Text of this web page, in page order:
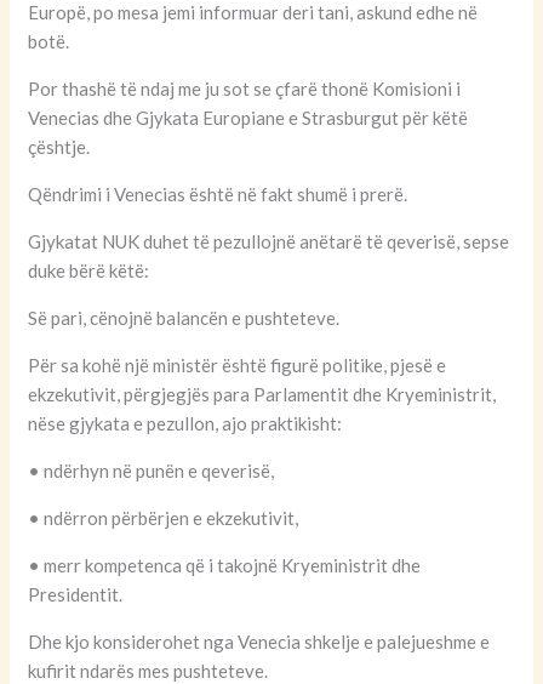
Europë, po mesa jemi informuar deri tani, askund edhe në
botë.
Por thashë të ndaj me ju sot se çfarë thonë Komisioni i
Venecias dhe Gjykata Europiane e Strasburgut për këtë
çështje.
Qëndrimi i Venecias është në fakt shumë i prerë.
Gjykatat NUK duhet të pezullojnë anëtarë të qeverisë, sepse
duke bërë këtë:
Së pari, cënojnë balancën e pushteteve.
Për sa kohë një ministër është figurë politike, pjesë e
ekzekutivit, përgjegjës para Parlamentit dhe Kryeministrit,
nëse gjykata e pezullon, ajo praktikisht:
• ndërhyn në punën e qeverisë,
• ndërron përbërjen e ekzekutivit,
• merr kompetenca që i takojnë Kryeministrit dhe
Presidentit.
Dhe kjo konsiderohet nga Venecia shkelje e palejueshme e
kufirit ndarës mes pushteteve.